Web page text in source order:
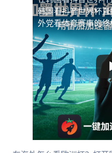
韩国看抖音世界杯
外党看体育赛事的